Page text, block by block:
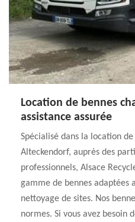
Location de bennes
assistance assurée
Spécialisé dans la location
Alteckendorf, auprès des
professionnels, Alsace
gamme de bennes adaptées
nettoyage de sites. Nos
normes. Si vous avez besoin